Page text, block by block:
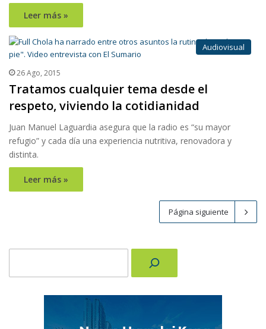
Leer más »
Audiovisual
26 Ago, 2015
Tratamos cualquier tema desde el
respeto, viviendo la cotidianidad
Juan Manuel Laguardia asegura que la radio es “su mayor
refugio” y cada día una experiencia nutritiva, renovadora y
distinta.
Leer más »
Página siguiente